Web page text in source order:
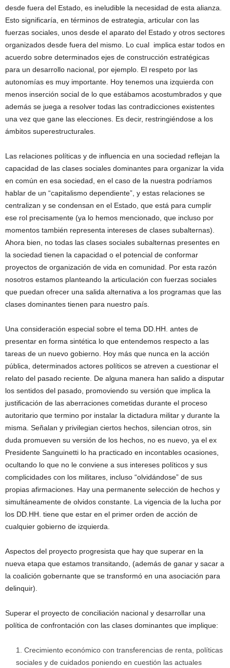
desde fuera del Estado, es ineludible la necesidad de esta alianza.
Esto significaría, en términos de estrategia, articular con las
fuerzas sociales, unos desde el aparato del Estado y otros sectores
organizados desde fuera del mismo. Lo cual implica estar todos en
acuerdo sobre determinados ejes de construcción estratégicas
para un desarrollo nacional, por ejemplo. El respeto por las
autonomías es muy importante. Hoy tenemos una izquierda con
menos inserción social de lo que estábamos acostumbrados y que
además se juega a resolver todas las contradicciones existentes
una vez que gane las elecciones. Es decir, restringiéndose a los
ámbitos superestructurales.
Las relaciones políticas y de influencia en una sociedad reflejan la
capacidad de las clases sociales dominantes para organizar la vida
en común en esa sociedad, en el caso de la nuestra podríamos
hablar de un “capitalismo dependiente”, y estas relaciones se
centralizan y se condensan en el Estado, que está para cumplir
ese rol precisamente (ya lo hemos mencionado, que incluso por
momentos también representa intereses de clases subalternas).
Ahora bien, no todas las clases sociales subalternas presentes en
la sociedad tienen la capacidad o el potencial de conformar
proyectos de organización de vida en comunidad. Por esta razón
nosotros estamos planteando la articulación con fuerzas sociales
que puedan ofrecer una salida alternativa a los programas que las
clases dominantes tienen para nuestro país.
Una consideración especial sobre el tema DD.HH. antes de
presentar en forma sintética lo que entendemos respecto a las
tareas de un nuevo gobierno. Hoy más que nunca en la acción
pública, determinados actores políticos se atreven a cuestionar el
relato del pasado reciente. De alguna manera han salido a disputar
los sentidos del pasado, promoviendo su versión que implica la
justificación de las aberraciones cometidas durante el proceso
autoritario que termino por instalar la dictadura militar y durante la
misma. Señalan y privilegian ciertos hechos, silencian otros, sin
duda promueven su versión de los hechos, no es nuevo, ya el ex
Presidente Sanguinetti lo ha practicado en incontables ocasiones,
ocultando lo que no le conviene a sus intereses políticos y sus
complicidades con los militares, incluso “olvidándose” de sus
propias afirmaciones. Hay una permanente selección de hechos y
simultáneamente de olvidos constante. La vigencia de la lucha por
los DD.HH. tiene que estar en el primer orden de acción de
cualquier gobierno de izquierda.
Aspectos del proyecto progresista que hay que superar en la
nueva etapa que estamos transitando, (además de ganar y sacar a
la coalición gobernante que se transformó en una asociación para
delinquir).
Superar el proyecto de conciliación nacional y desarrollar una
política de confrontación con las clases dominantes que implique:
Crecimiento económico con transferencias de renta, políticas
sociales y de cuidados poniendo en cuestión las actuales